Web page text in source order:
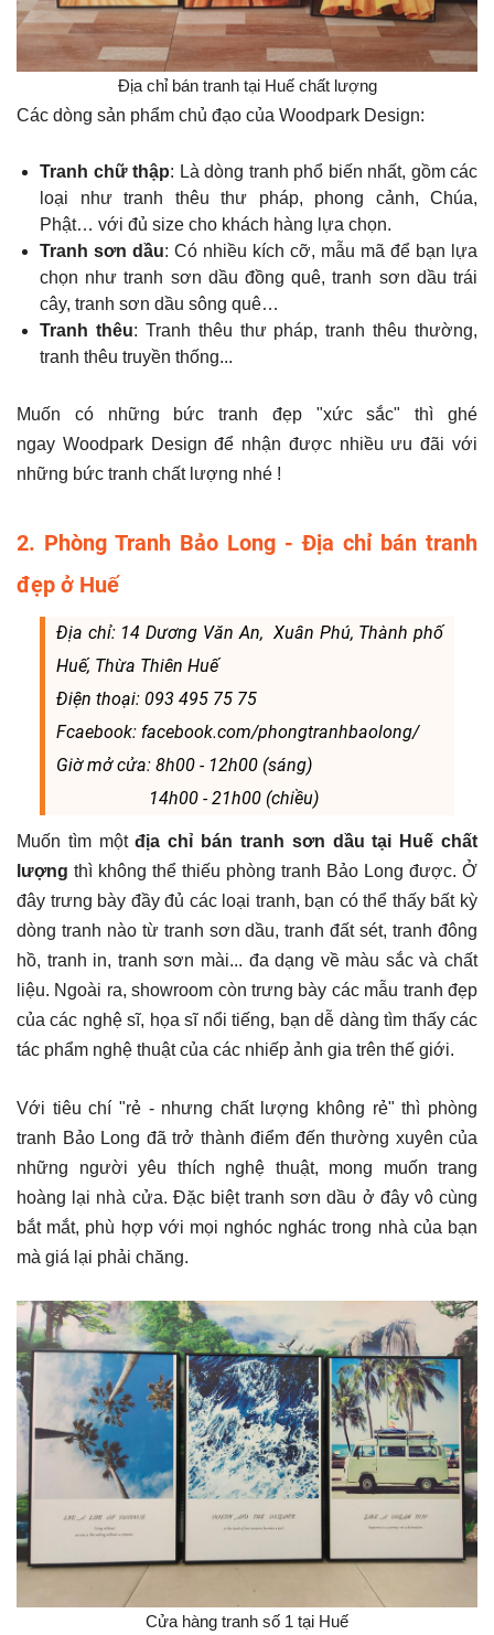
Địa chỉ bán tranh tại Huế chất lượng
Các dòng sản phẩm chủ đạo của Woodpark Design:
Tranh chữ thập: Là dòng tranh phổ biến nhất, gồm các
loại như tranh thêu thư pháp, phong cảnh, Chúa,
Phật… với đủ size cho khách hàng lựa chọn.
Tranh sơn dầu: Có nhiều kích cỡ, mẫu mã để bạn lựa
chọn như tranh sơn dầu đồng quê, tranh sơn dầu trái
cây, tranh sơn dầu sông quê…
Tranh thêu: Tranh thêu thư pháp, tranh thêu thường,
tranh thêu truyền thống...
Muốn có những bức tranh đẹp "xức sắc" thì ghé
ngay Woodpark Design để nhận được nhiều ưu đãi với
những bức tranh chất lượng nhé !
2. Phòng Tranh Bảo Long - Địa chỉ bán tranh
đẹp ở Huế
Địa chỉ: 14 Dương Văn An, Xuân Phú, Thành phố
Huế, Thừa Thiên Huế
Điện thoại: 093 495 75 75
Fcaebook: facebook.com/phongtranhbaolong/
Giờ mở cửa: 8h00 - 12h00 (sáng)
14h00 - 21h00 (chiều)
Muốn tìm mộtđịa chỉ bán tranh sơn dầu tại Huế chất
lượng thì không thể thiếu phòng tranh Bảo Long được. Ở
đây trưng bày đầy đủ các loại tranh, bạn có thể thấy bất kỳ
dòng tranh nào từ tranh sơn dầu, tranh đất sét, tranh đông
hồ, tranh in, tranh sơn mài... đa dạng về màu sắc và chất
liệu. Ngoài ra, showroom còn trưng bày các mẫu tranh đẹp
của các nghệ sĩ, họa sĩ nổi tiếng, bạn dễ dàng tìm thấy các
tác phẩm nghệ thuật của các nhiếp ảnh gia trên thế giới.
Với tiêu chí "rẻ - nhưng chất lượng không rẻ" thì phòng
tranh Bảo Long đã trở thành điểm đến thường xuyên của
những người yêu thích nghệ thuật, mong muốn trang
hoàng lại nhà cửa. Đặc biệt tranh sơn dầu ở đây vô cùng
bắt mắt, phù hợp với mọi nghóc nghác trong nhà của bạn
mà giá lại phải chăng.
Cửa hàng tranh số 1 tại Huế